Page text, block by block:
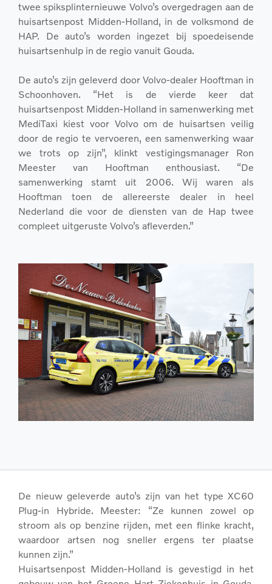
twee spiksplinternieuwe Volvo’s overgedragen aan de
huisartsenpost Midden-Holland, in de volksmond de
HAP. De auto’s worden ingezet bij spoedeisende
huisartsenhulp in de regio vanuit Gouda.
De auto’s zijn geleverd door Volvo-dealer Hooftman in
Schoonhoven. “Het is de vierde keer dat
huisartsenpost Midden-Holland in samenwerking met
MediTaxi kiest voor Volvo om de huisartsen veilig
door de regio te vervoeren, een samenwerking waar
we trots op zijn”, klinkt vestigingsmanager Ron
Meester van Hooftman enthousiast. “De
samenwerking stamt uit 2006. Wij waren als
Hooftman toen de allereerste dealer in heel
Nederland die voor de diensten van de Hap twee
compleet uitgeruste Volvo’s afleverden.”
De nieuw geleverde auto’s zijn van het type XC60
Plug-in Hybride. Meester: “Ze kunnen zowel op
stroom als op benzine rijden, met een flinke kracht,
waardoor artsen nog sneller ergens ter plaatse
kunnen zijn.”
Huisartsenpost Midden-Holland is gevestigd in het